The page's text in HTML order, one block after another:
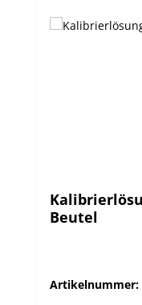
Beutel
Artikelnummer: